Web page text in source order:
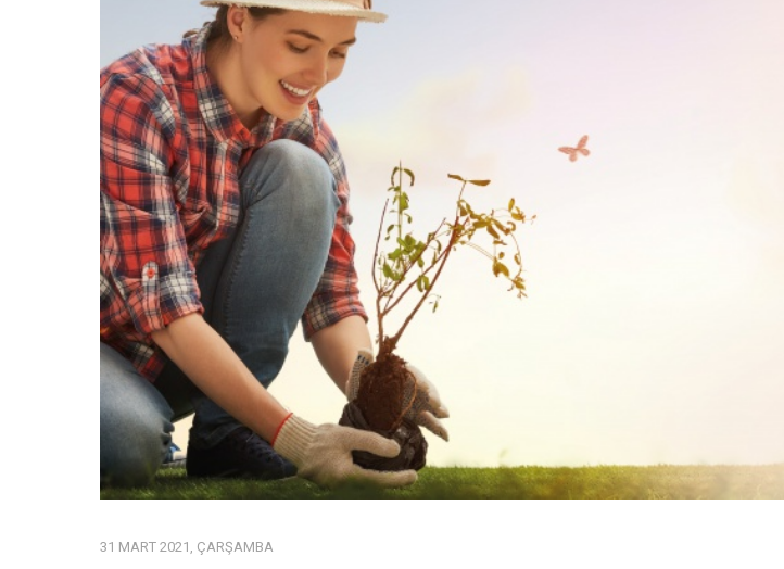
31 MART 2021, ÇARŞAMBA